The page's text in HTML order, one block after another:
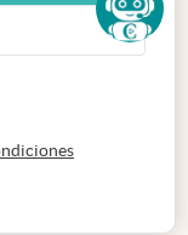
abre en nueva